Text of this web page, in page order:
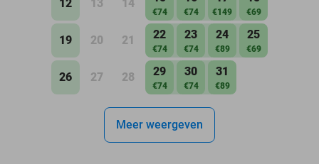
12 13 14
€74 €74 €149 €69
19 20 21 22
€74
23
€74
24
€89
25
€69
26 27 28 29
€74
30
€74
31
€89
Meer weergeven